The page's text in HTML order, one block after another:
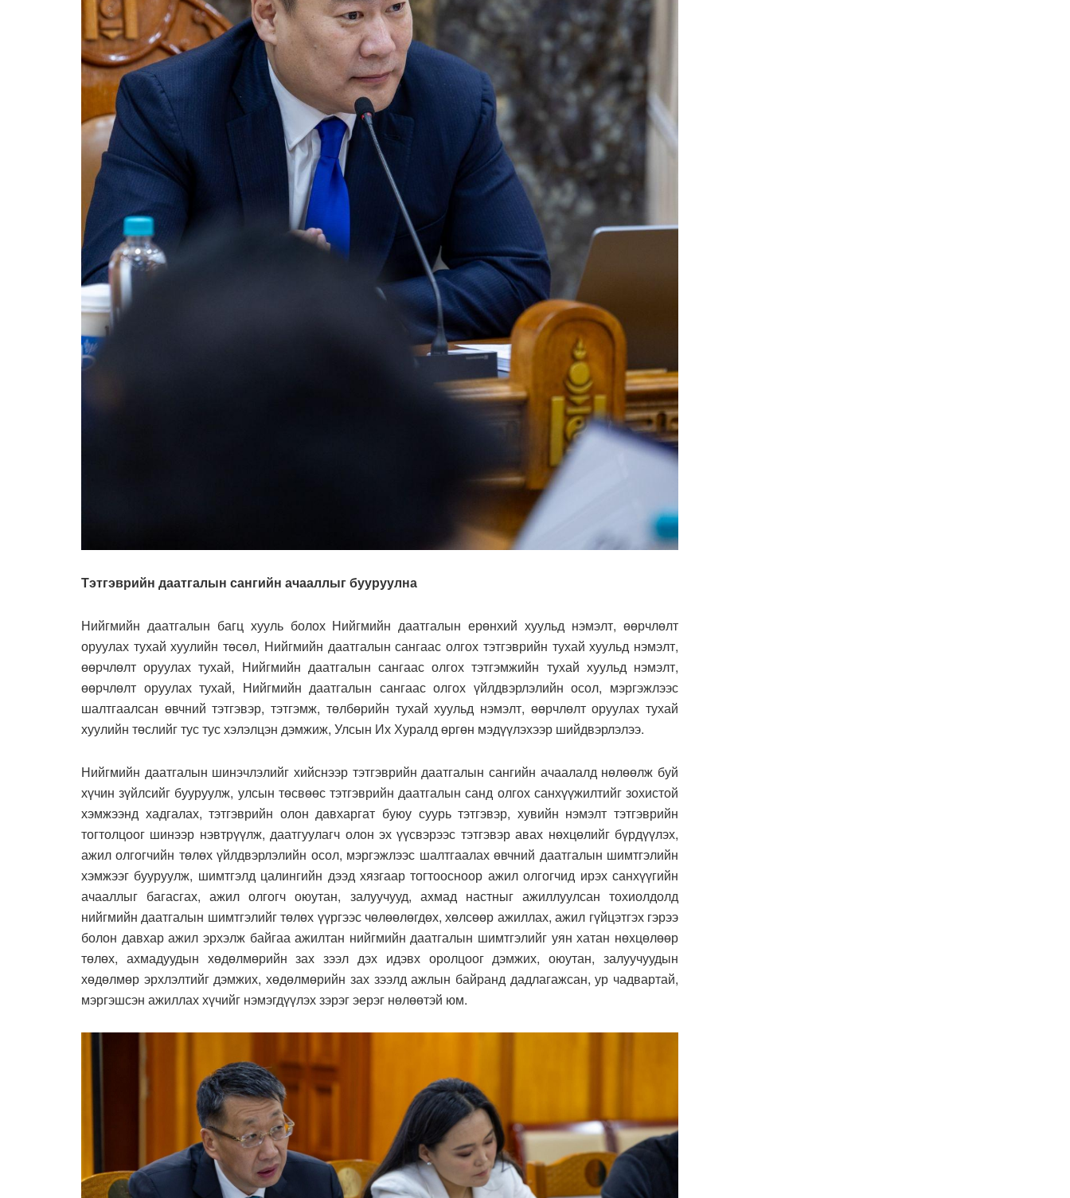
Тэтгэврийн даатгалын сангийн ачааллыг бууруулна
Нийгмийн даатгалын багц хууль болох Нийгмийн даатгалын ерөнхий хуульд нэмэлт, өөрчлөлт
оруулах тухай хуулийн төсөл, Нийгмийн даатгалын сангаас олгох тэтгэврийн тухай хуульд нэмэлт,
өөрчлөлт оруулах тухай, Нийгмийн даатгалын сангаас олгох тэтгэмжийн тухай хуульд нэмэлт,
өөрчлөлт оруулах тухай, Нийгмийн даатгалын сангаас олгох үйлдвэрлэлийн осол, мэргэжлээс
шалтгаалсан өвчний тэтгэвэр, тэтгэмж, төлбөрийн тухай хуульд нэмэлт, өөрчлөлт оруулах тухай
хуулийн төслийг тус тус хэлэлцэн дэмжиж, Улсын Их Хуралд өргөн мэдүүлэхээр шийдвэрлэлээ.
Нийгмийн даатгалын шинэчлэлийг хийснээр тэтгэврийн даатгалын сангийн ачаалалд нөлөөлж буй
хүчин зүйлсийг бууруулж, улсын төсвөөс тэтгэврийн даатгалын санд олгох санхүүжилтийг зохистой
хэмжээнд хадгалах, тэтгэврийн олон давхаргат буюу суурь тэтгэвэр, хувийн нэмэлт тэтгэврийн
тогтолцоог шинээр нэвтрүүлж, даатгуулагч олон эх үүсвэрээс тэтгэвэр авах нөхцөлийг бүрдүүлэх,
ажил олгогчийн төлөх үйлдвэрлэлийн осол, мэргэжлээс шалтгаалах өвчний даатгалын шимтгэлийн
хэмжээг бууруулж, шимтгэлд цалингийн дээд хязгаар тогтоосноор ажил олгогчид ирэх санхүүгийн
ачааллыг багасгах, ажил олгогч оюутан, залуучууд, ахмад настныг ажиллуулсан тохиолдолд
нийгмийн даатгалын шимтгэлийг төлөх үүргээс чөлөөлөгдөх, хөлсөөр ажиллах, ажил гүйцэтгэх гэрээ
болон давхар ажил эрхэлж байгаа ажилтан нийгмийн даатгалын шимтгэлийг уян хатан нөхцөлөөр
төлөх, ахмадуудын хөдөлмөрийн зах зээл дэх идэвх оролцоог дэмжих, оюутан, залуучуудын
хөдөлмөр эрхлэлтийг дэмжих, хөдөлмөрийн зах зээлд ажлын байранд дадлагажсан, ур чадвартай,
мэргэшсэн ажиллах хүчийг нэмэгдүүлэх зэрэг эерэг нөлөөтэй юм.